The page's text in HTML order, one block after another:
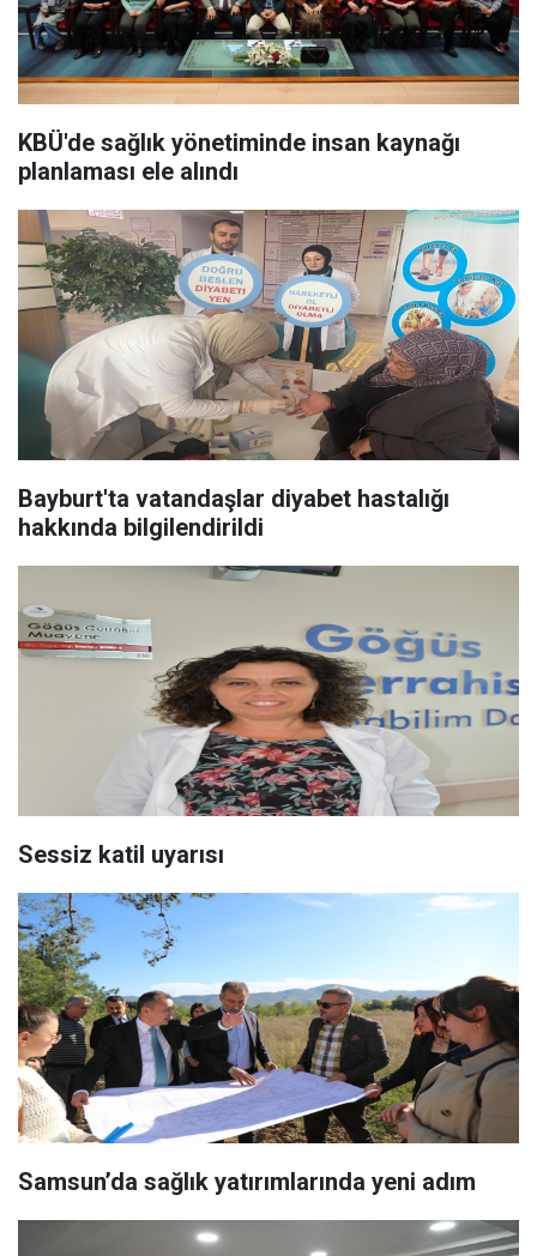
KBÜ'de sağlık yönetiminde insan kaynağı
planlaması ele alındı
Bayburt'ta vatandaşlar diyabet hastalığı
hakkında bilgilendirildi
Sessiz katil uyarısı
Samsun’da sağlık yatırımlarında yeni adım